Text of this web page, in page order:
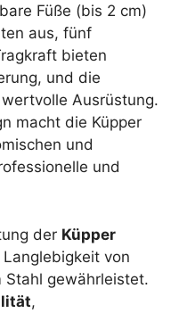
Füße (bis 2 cm)
aus, fünf
bieten
und die
Ausrüstung.
macht die Küpper
und
und
der Küpper
von
Stahl gewährleistet.
,